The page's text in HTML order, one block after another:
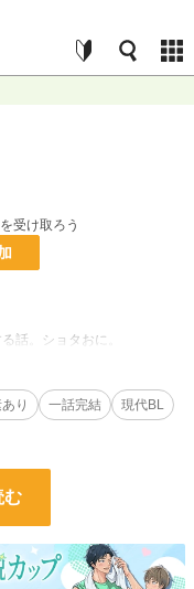
受け取ろう
話。ショタおに。
『○ッ○リ』の先輩が主人
り 一話完結
現代BL
む